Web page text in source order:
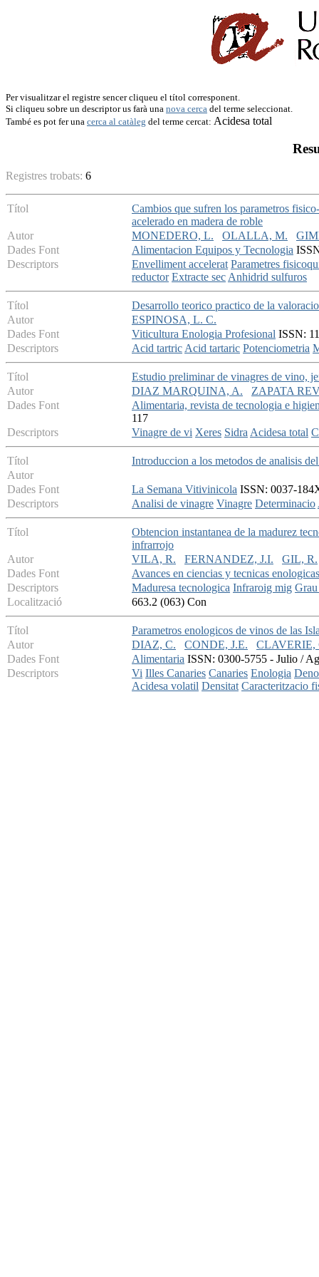
Per visualitzar el registre sencer cliqueu el títol corresponent.
Si cliqueu sobre un descriptor us farà una nova cerca del terme seleccionat.
També es pot fer una cerca al catàleg del terme cercat: Acidesa total
Registres trobats: 6
Títol
Cambios que sufren los parametros
acelerado en madera de roble
Autor
MONEDERO, L. OLALLA, M.
Dades Font
Alimentacion Equipos y Tecnologia
Descriptors
Envelliment accelerat Parametres
reductor Extracte secAnhidrid sulfuros
Títol
Desarrollo teorico practico de la
Autor
ESPINOSA, L. C.
Dades Font
Viticultura Enologia Profesional ISSN:
Descriptors
Acid tartricAcid tartaric Potenciometria
Títol
Estudio preliminar de vinagres de vino,
Autor
DIAZ MARQUINA, A.
ZAPATA
Dades Font
Alimentaria, revista de tecnologia e
117
Descriptors
Vinagre de vi Xeres SidraAcidesa total
Títol
Introduccion a los metodos de analisis
Autor
Dades Font
La Semana Vitivinicola ISSN: 0037-
Descriptors
Analisi de vinagre Vinagre Determinacio
Títol
Obtencion instantanea de la madurez
infrarrojo
Autor
VILA, R. FERNANDEZ, J.I.
GIL, R.
Dades Font
Avances en ciencias y tecnicas enologicas
Descriptors
Maduresa tecnologica Infraroig mig
Localització
663.2 (063) Con
Títol
Parametros enologicos de vinos de las
Autor
DIAZ, C. CONDE, J.E.
CLAVERIE,
Dades Font
Alimentaria ISSN: 0300-5755 - Julio /
Descriptors
Vi Illes Canaries Canaries Enologia
Acidesa volatil Densitat Caracteritzacio